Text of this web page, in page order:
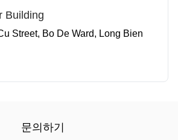
Building
Street, Bo De Ward, Long Bien
문의하기